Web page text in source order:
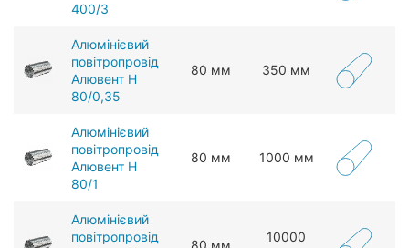
400/3
Алюмінієвий
повітропровід
Алювент Н
80/0,35
80 мм 350 мм
Алюмінієвий
повітропровід
Алювент Н
80/1
80 мм 1000 мм
Алюмінієвий
повітропровід
80 мм
10000